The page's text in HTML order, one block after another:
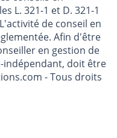
sur le guide de
conseils en
L. 321-1 et D. 321-1
de conseil en
Afin d'être
en gestion de
doit être